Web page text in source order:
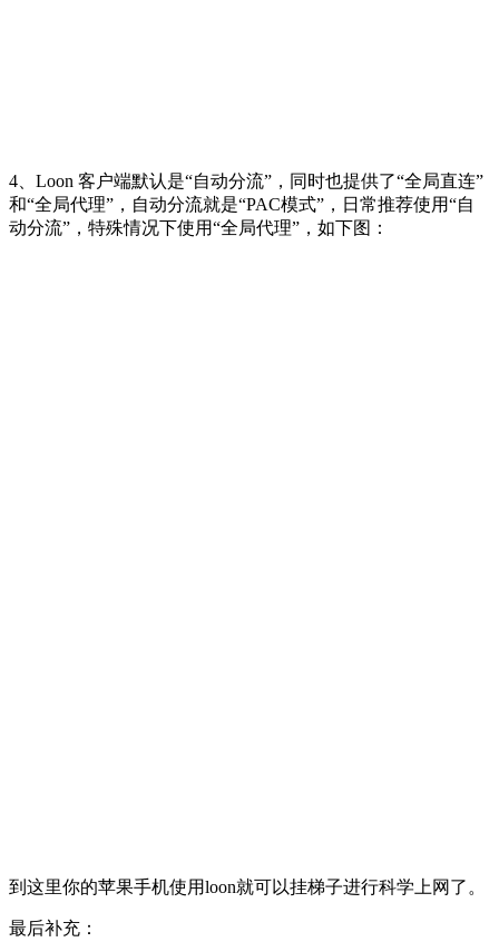
4、Loon 客户端默认是“自动分流”，同时也提供了“全局直连”
和“全局代理”，自动分流就是“PAC模式”，日常推荐使用“自
动分流”，特殊情况下使用“全局代理”，如下图：
到这里你的苹果手机使用loon就可以挂梯子进行科学上网了。
最后补充：